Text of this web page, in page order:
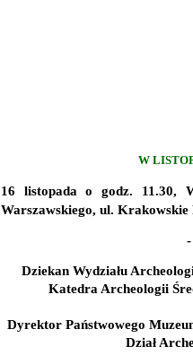
W
16 listopada o godz. 11.30,
Warszawskiego, ul. Krakowskie
Dziekan Wydziału
Katedra Archeologii
Dyrektor Państwowego
Dział